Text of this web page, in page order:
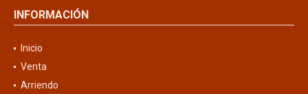
INFORMACIÓN
Inicio
Venta
Arriendo